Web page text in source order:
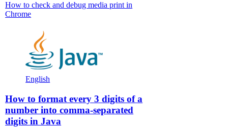
How to check and debug media print in
Chrome
English
How to format every 3 digits of a
number into comma-separated
digits in Java